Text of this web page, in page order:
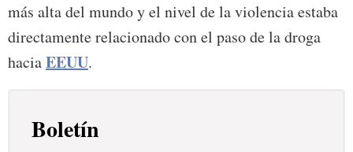
más alta del mundo y el nivel de la violencia estaba
directamente relacionado con el paso de la droga
haciaEEUU.
Boletín